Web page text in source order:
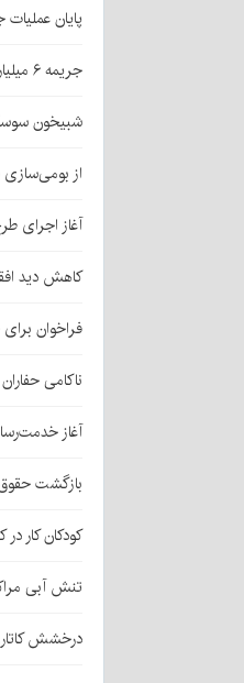
پایان عملیات
جریمه ۶ میلیارد ریالی برای قاچاقچی نارنگی پاکستانی در بافت
شبیخون
از
آغاز اجرای
کاهش دید
فراخوان
ناکامی
آغاز
بازگشت
کودکان کار در کرمان ۳۰
تنش آبی
درخشش